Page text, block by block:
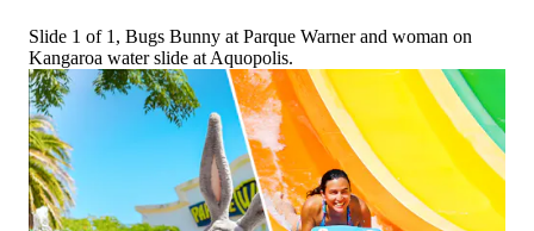
Slide 1 of 1, Bugs Bunny at Parque Warner and woman on
Kangaroa water slide at Aquopolis.